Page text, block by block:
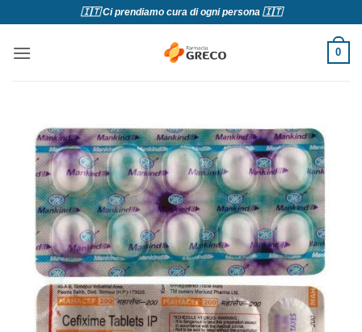
contenuti
🇮🇹 Ci prendiamo cura di ogni persona 🇮🇹
0